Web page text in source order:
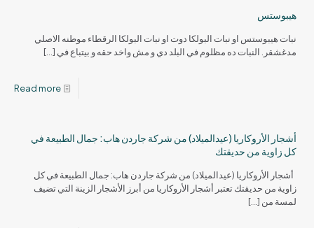
هيبوستس
نبات هيبوستس او نبات البولكا دوت او نبات البولكا الرقطاء موطنه الاصلي
مدغشقر. النبات ده مظلوم في البلد دي و مش واخد حقه و بيتباع في […]
Read more
أشجار الأروكاريا (عيدالميلاد) من شركة جاردن هاب: جمال الطبيعة في
كل زاوية من حديقتك
أشجار الأروكاريا (عيدالميلاد) من شركة جاردن هاب: جمال الطبيعة في كل
زاوية من حديقتك تعتبر أشجار الأروكاريا من أبرز الأشجار الزينة التي تضيف
لمسة من […]